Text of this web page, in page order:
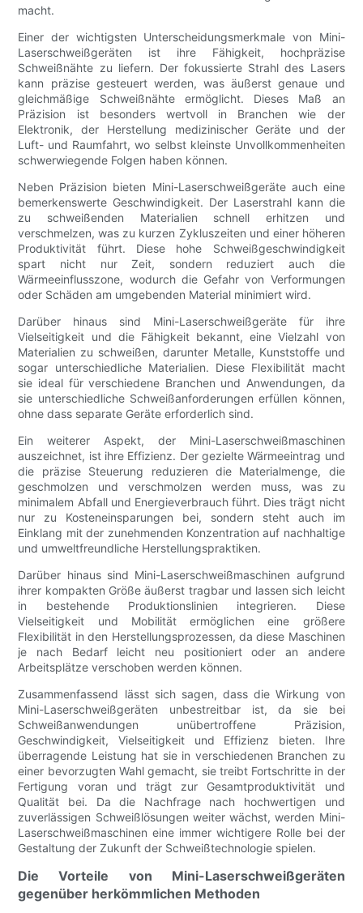
macht.
Einer der wichtigsten Unterscheidungsmerkmale von Mini-
Laserschweißgeräten ist ihre Fähigkeit, hochpräzise
Schweißnähte zu liefern. Der fokussierte Strahl des Lasers
kann präzise gesteuert werden, was äußerst genaue und
gleichmäßige Schweißnähte ermöglicht. Dieses Maß an
Präzision ist besonders wertvoll in Branchen wie der
Elektronik, der Herstellung medizinischer Geräte und der
Luft- und Raumfahrt, wo selbst kleinste Unvollkommenheiten
schwerwiegende Folgen haben können.
Neben Präzision bieten Mini-Laserschweißgeräte auch eine
bemerkenswerte Geschwindigkeit. Der Laserstrahl kann die
zu schweißenden Materialien schnell erhitzen und
verschmelzen, was zu kurzen Zykluszeiten und einer höheren
Produktivität führt. Diese hohe Schweißgeschwindigkeit
spart nicht nur Zeit, sondern reduziert auch die
Wärmeeinflusszone, wodurch die Gefahr von Verformungen
oder Schäden am umgebenden Material minimiert wird.
Darüber hinaus sind Mini-Laserschweißgeräte für ihre
Vielseitigkeit und die Fähigkeit bekannt, eine Vielzahl von
Materialien zu schweißen, darunter Metalle, Kunststoffe und
sogar unterschiedliche Materialien. Diese Flexibilität macht
sie ideal für verschiedene Branchen und Anwendungen, da
sie unterschiedliche Schweißanforderungen erfüllen können,
ohne dass separate Geräte erforderlich sind.
Ein weiterer Aspekt, der Mini-Laserschweißmaschinen
auszeichnet, ist ihre Effizienz. Der gezielte Wärmeeintrag und
die präzise Steuerung reduzieren die Materialmenge, die
geschmolzen und verschmolzen werden muss, was zu
minimalem Abfall und Energieverbrauch führt. Dies trägt nicht
nur zu Kosteneinsparungen bei, sondern steht auch im
Einklang mit der zunehmenden Konzentration auf nachhaltige
und umweltfreundliche Herstellungspraktiken.
Darüber hinaus sind Mini-Laserschweißmaschinen aufgrund
ihrer kompakten Größe äußerst tragbar und lassen sich leicht
in bestehende Produktionslinien integrieren. Diese
Vielseitigkeit und Mobilität ermöglichen eine größere
Flexibilität in den Herstellungsprozessen, da diese Maschinen
je nach Bedarf leicht neu positioniert oder an andere
Arbeitsplätze verschoben werden können.
Zusammenfassend lässt sich sagen, dass die Wirkung von
Mini-Laserschweißgeräten unbestreitbar ist, da sie bei
Schweißanwendungen unübertroffene Präzision,
Geschwindigkeit, Vielseitigkeit und Effizienz bieten. Ihre
überragende Leistung hat sie in verschiedenen Branchen zu
einer bevorzugten Wahl gemacht, sie treibt Fortschritte in der
Fertigung voran und trägt zur Gesamtproduktivität und
Qualität bei. Da die Nachfrage nach hochwertigen und
zuverlässigen Schweißlösungen weiter wächst, werden Mini-
Laserschweißmaschinen eine immer wichtigere Rolle bei der
Gestaltung der Zukunft der Schweißtechnologie spielen.
Die Vorteile von Mini-Laserschweißgeräten
gegenüber herkömmlichen Methoden